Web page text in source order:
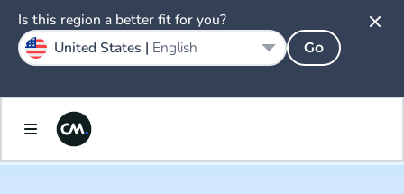
Is this region a better fit for you?
United States | English Go